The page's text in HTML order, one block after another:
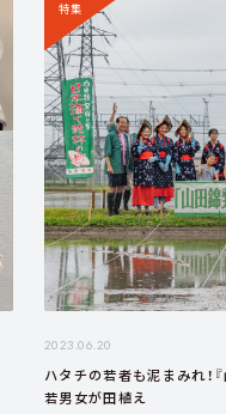
特集
2023.06.20
ハタチの若者も泥まみれ！
若男女が田植え